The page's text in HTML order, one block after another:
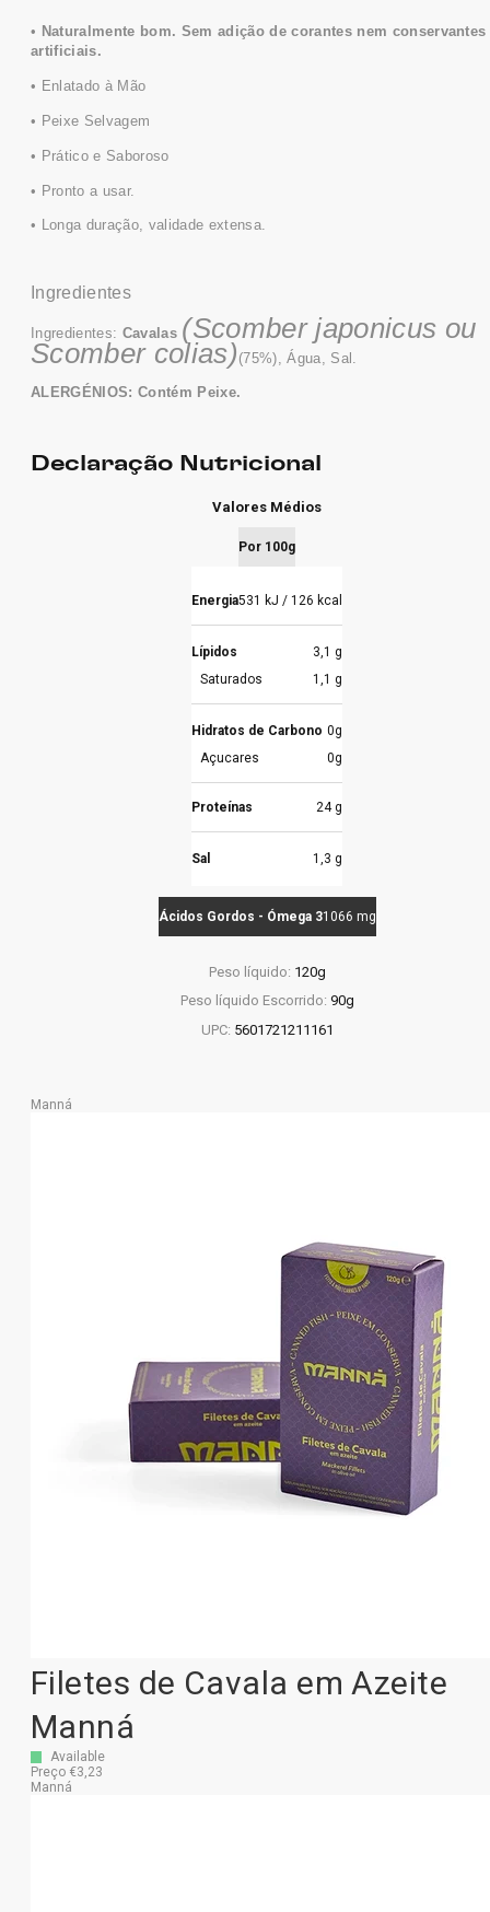
• Naturalmente bom. Sem adição de corantes nem conservantes
artificiais.
• Enlatado à Mão
• Peixe Selvagem
• Prático e Saboroso
• Pronto a usar.
• Longa duração, validade extensa.
Ingredientes
Ingredientes: Cavalas (Scomber japonicus ou
Scomber colias) (75%),Água, Sal.
ALERGÉNIOS: Contém Peixe.
Declaração Nutricional
Valores Médios
Por 100g
Energia531 kJ / 126 kcal
Lípidos
3,1 g
Saturados
1,1 g
Hidratos de Carbono 0g
Açucares
0g
Proteínas 24 g
Sal 1,3 g
Ácidos Gordos - Ómega 31066 mg
Peso líquido: 120g
Peso líquido Escorrido: 90g
UPC: 5601721211161
Manná
Filetes de Cavala em Azeite
Manná
Available
Preço €3,23
Manná